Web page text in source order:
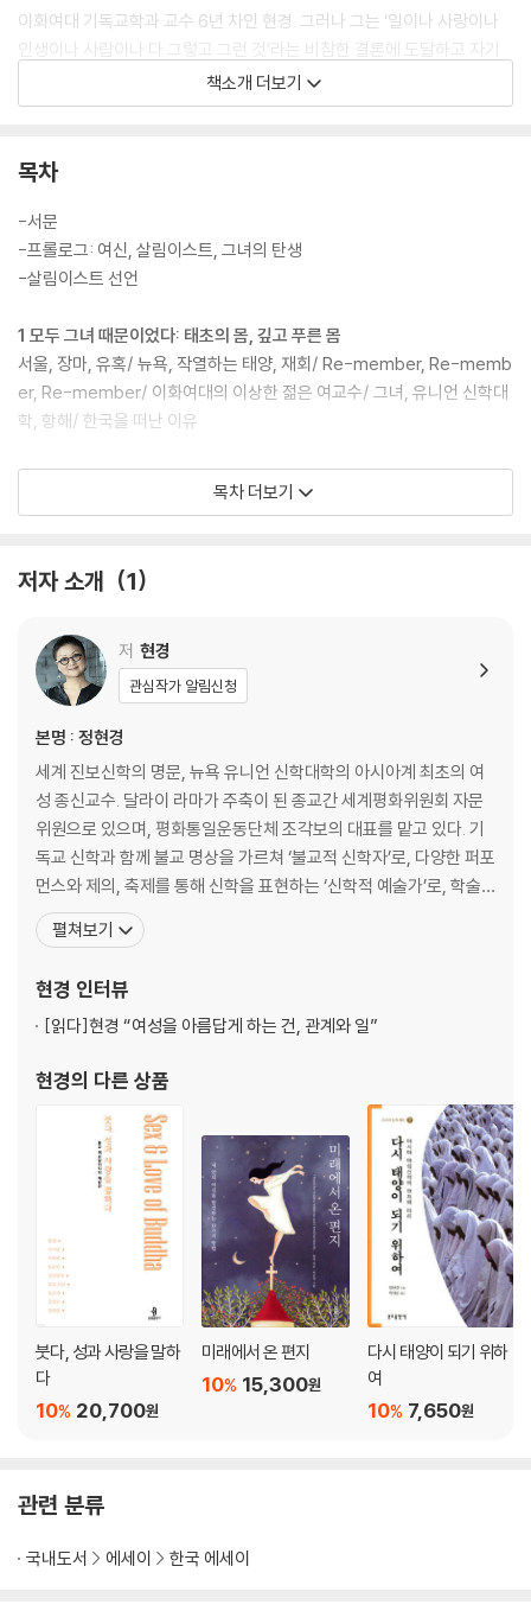
이화여대 기독교학과 교수 6년 차인 현경. 그러나 그는 ‘일이나 사랑이나
인생이나 사람이나 다 그렇고 그런 것’라는 비참한 결론에 도달하고 자기
자신을 치유하기 위해, 꼭 죽어야만 한다면 한마디 유언이라도 남기기 위
해 책을 쓰기 시작한다. 1권에서는 한국을 떠나기까지의 내적 고민과 뉴욕
활, 첫 남편과의 결혼과 이혼 과정, 우연히 밝혀진 비밀스러운 가족사, 호
주 캔버라 WCC 총회에서 ‘초혼제’를 지낸 이후 완전히 달라진 삶, 뉴욕과
보스턴 선원(禪院)들에서의 명상, 틱낫한 스님과의 만남 등을 써내려간
자신뿐’이라 말하는 여신의 위로와 가르침이 10개의 놀라운 비전으로 제
시된다.
삶이 나에게 무엇을 원하는지 깨달음으로써 자신도 행복해지고 이 세상과
국사회에서 더욱 절실하게 다가온다.
책소개 더보기
목차
-서문
-프롤로그: 여신, 살림이스트, 그녀의 탄생
-살림이스트 선언
1 모두 그녀 때문이었다: 태초의 몸, 깊고 푸른 몸
서울, 장마, 유혹/ 뉴욕, 작열하는 태양, 재회/ Re-member, Re-memb
er, Re-member/ 이화여대의 이상한 젊은 여교수/ 그녀, 유니언 신학대
학, 항해/ 한국을 떠난 이유
2 우리는 모두 꿈을 찾아 이곳에 왔다
뉴욕, 160년 역사상 최초의 아시아계 여교수/ 여신의 음모/ 두 개의 시간,
의 새 친구들/ 생일파티
목차 더보기
저자 소개 1
저 현경
관심작가 알림신청
본명 : 정현경
세계 진보신학의 명문, 뉴욕 유니언 신학대학의 아시아계 최초의 여
성 종신교수. 달라이 라마가 주축이 된 종교간 세계평화위원회 자문
위원으로 있으며, 평화통일운동단체 조각보의 대표를 맡고 있다. 기
독교 신학과 함께 불교 명상을 가르쳐 ‘불교적 신학자’로, 다양한 퍼포
먼스와 제의, 축제를 통해 신학을 표현하는 ‘신학적 예술가’로, 학술,
사회운동, 영적 수련, 예술의 경계를 넘나들어 ‘문화통역사’로도 불린
다. 이 외에 한국 대표 페미니스트, 여성해방신학자, 환경운동가, 평
펼쳐보기
현경 인터뷰
[읽다]현경 “여성을 아름답게 하는 건, 관계와 일”
현경의 다른 상품
붓다, 성과 사랑을 말하
다
20,700원
10%
미래에서 온 편지
15,300원
10%
다시 태양이 되기 위하
여
7,650원
10%
관련 분류
국내도서 에세이 한국 에세이